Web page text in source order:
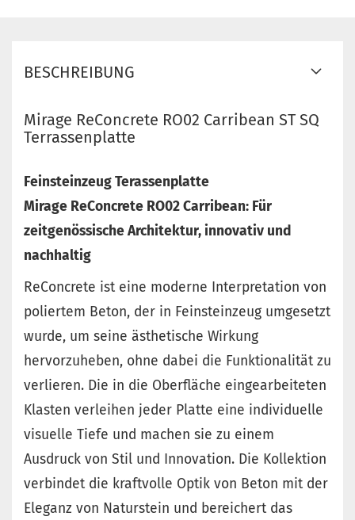
BESCHREIBUNG
Mirage ReConcrete RO02 Carribean ST SQ
Terrassenplatte
Feinsteinzeug Terassenplatte
Mirage ReConcrete RO02 Carribean: Für
zeitgenössische Architektur, innovativ und
nachhaltig
ReConcrete ist eine moderne Interpretation von
poliertem Beton, der in Feinsteinzeug umgesetzt
wurde, um seine ästhetische Wirkung
hervorzuheben, ohne dabei die Funktionalität zu
verlieren. Die in die Oberfläche eingearbeiteten
Klasten verleihen jeder Platte eine individuelle
visuelle Tiefe und machen sie zu einem
Ausdruck von Stil und Innovation. Die Kollektion
verbindet die kraftvolle Optik von Beton mit der
Eleganz von Naturstein und bereichert das